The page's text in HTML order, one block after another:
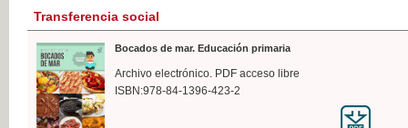
Transferencia social
Bocados de mar. Educación primaria
Archivo electrónico. PDF acceso libre
ISBN:978-84-1396-423-2